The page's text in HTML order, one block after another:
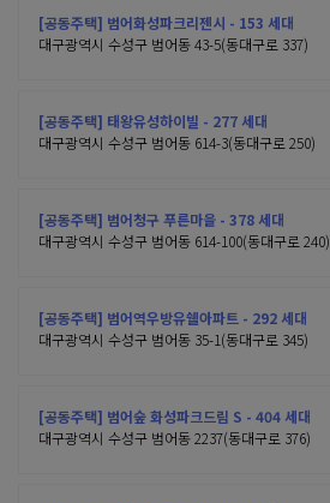
[공동주택] 범어화성파크리젠시 - 153 세대
대구광역시 수성구 범어동 43-5(동대구로 337)
[공동주택] 태왕유성하이빌 - 277 세대
대구광역시 수성구 범어동 614-3(동대구로 250)
[공동주택] 범어청구 푸른마을 - 378 세대
대구광역시 수성구 범어동 614-100(동대구로 240)
[공동주택] 범어역우방유쉘아파트 - 292 세대
대구광역시 수성구 범어동 35-1(동대구로 345)
[공동주택] 범어숲 화성파크드림 S - 404 세대
대구광역시 수성구 범어동 2237(동대구로 376)